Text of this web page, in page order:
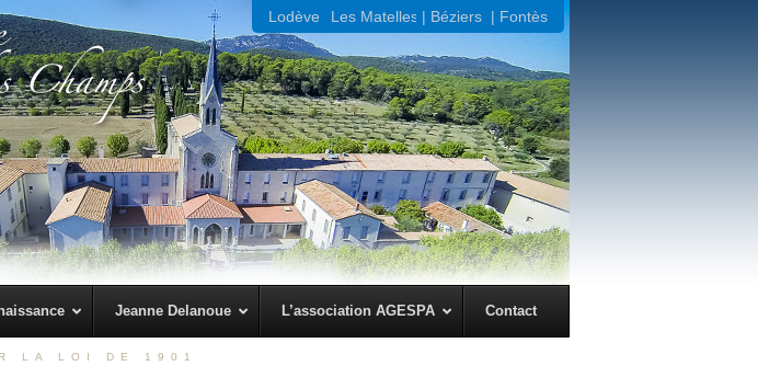
Lodève | Les Matelles | Béziers | Fontès
Jeanne Delanoue L’association AGESPA Contact
LA LOI DE 1901
← Précédent Suivant →